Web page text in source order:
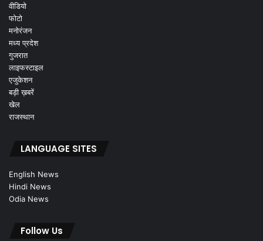
वीडियो
फोटो
मनोरंजन
मध्य प्रदेश
गुजरात
लाइफस्टाइल
एजुकेशन
बड़ी ख़बरें
खेल
राजस्थान
LANGUAGE SITES
English News
Hindi News
Odia News
Follow Us